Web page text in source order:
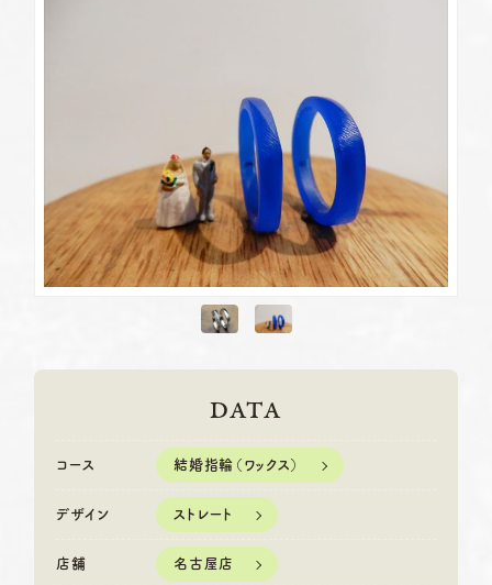
DATA
コース 結婚指輪（ワックス）
デザイン ストレート
店舗 名古屋店